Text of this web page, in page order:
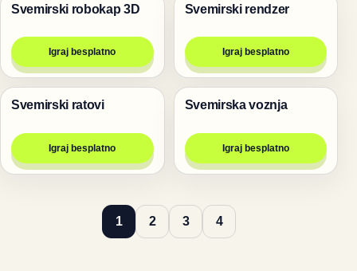
Pucanje
Svemirski robokap 3D
Igraj besplatno
Pucanje
Svemirski rendzer
Igraj besplatno
Pucanje
Svemirski ratovi
Igraj besplatno
Trke
Svemirska voznja
Igraj besplatno
1 2 3 4